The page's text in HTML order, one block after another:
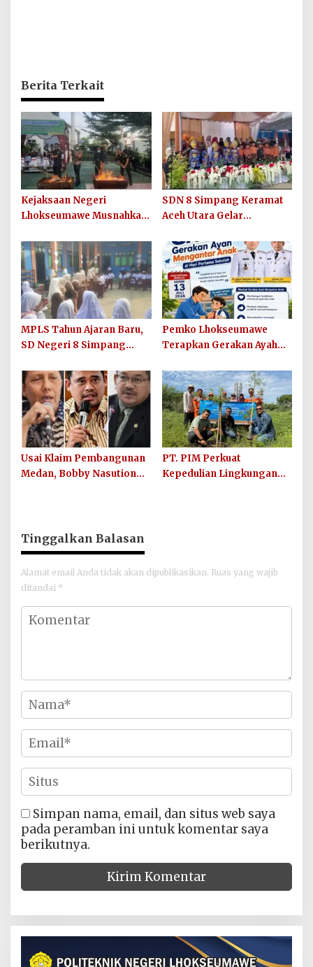
Berita Terkait
Kejaksaan Negeri
Lhokseumawe Musnahkan
Berkekuatan Hukum Tetap
dan Sosialisasikan Lelang
Barang Rampasan
SDN 8 Simpang Keramat
Aceh Utara Gelar
Tahun Ajaran 2026/2027
MPLS Tahun Ajaran Baru,
SD Negeri 8 Simpang
Sekolah Berkualitas dan
Berkarakter
Pemko Lhokseumawe
Terapkan Gerakan Ayah
Sekolah
Usai Klaim Pembangunan
Medan, Bobby Nasution
PT. PIM Perkuat
Kepedulian Lingkungan
Tinggalkan Balasan
Alamat email Anda tidak akan dipublikasikan. Ruas yang wajib
ditandai *
Simpan nama, email, dan situs web saya
pada peramban ini untuk komentar saya
berikutnya.